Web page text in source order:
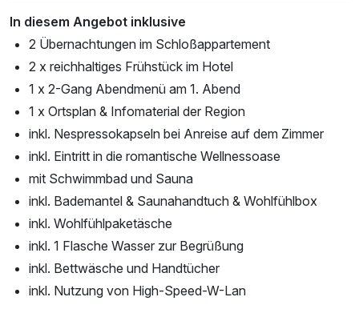
In diesem Angebot inklusive
2 Übernachtungen im Schloßappartement
2 x reichhaltiges Frühstück im Hotel
1 x 2-Gang Abendmenü am 1. Abend
1 x Ortsplan & Infomaterial der Region
inkl. Nespressokapseln bei Anreise auf dem Zimmer
inkl. Eintritt in die romantische Wellnessoase
mit Schwimmbad und Sauna
inkl. Bademantel & Saunahandtuch & Wohlfühlbox
inkl. Wohlfühlpaketäsche
inkl. 1 Flasche Wasser zur Begrüßung
inkl. Bettwäsche und Handtücher
inkl. Nutzung von High-Speed-W-Lan